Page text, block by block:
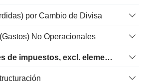
por Cambio de Divisa
No Operacionales
Resultado antes de impuestos, excl. elementos inusuales